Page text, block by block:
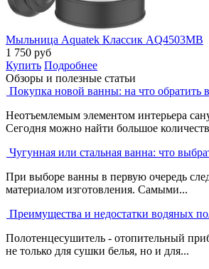
Мыльница Aquatek Классик AQ4503MB
1 750 руб
Купить Подробнее
Обзоры и полезные статьи
Покупка новой ванны: на что обратить
Неотъемлемым элементом интерьера
Сегодня можно найти большое
Чугунная или стальная ванна: что
При выборе ванны в первую очередь
материалом изготовления. Самыми...
Преимущества и недостатки водяных
Полотенцесушитель - отопительный
не только для сушки белья, но и для...